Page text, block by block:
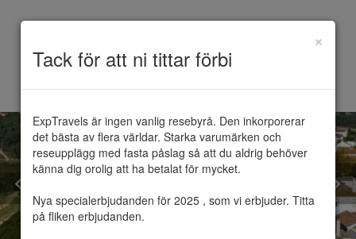
Tack för att ni tittar förbi
×
ExpTravels är ingen vanlig resebyrå. Den inkorporerar
det bästa av flera världar. Starka varumärken och
reseupplägg med fasta påslag så att du aldrig behöver
känna dig orolig att ha betalat för mycket.
Nya specialerbjudanden för 2025 , som vi erbjuder. Titta
på fliken erbjudanden.